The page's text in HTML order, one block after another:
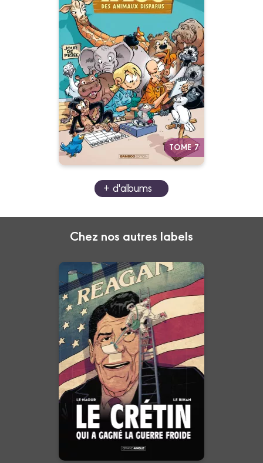
TOME 7
Le Zoo des
animaux disparus
Tome 07
Date de parution :
27/05/2026
Le seul endroit où découvrir des
animaux jamais vus ou qu’on ne
verra malheureusement plus.
Autres tomes
+ d'albums
Chez nos autres labels
Le Crétin qui a
gagné la guerre
froide - histoire
complète
Date de parution :
08/01/2025
“ Joue-t-il à l’idiot ou est-il
réellement bête ? Mystère ! ”
En voir +